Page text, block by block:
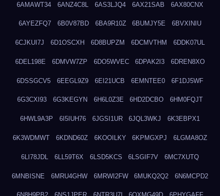
6AMAWT34 6ANZ4C8L 6AS3LJQ4 6AX21SAB 6AX80CNX
6AYEZFQ7 6B0V87BD 6BA9R10Z 6BUMJY5E 6BVXINIU
6CJKUI7J 6D1OSCXH 6D8BUPZM 6DCMVTHM 6DDK07UL
6DEL198E 6DMVW7ZP 6DO5WVEC 6DPAK2I3 6DREN8XO
6DSSGCV5 6EEGL9Z9 6EI21UCB 6EMNTEE0 6F1DJ5WF
6G3CXI93 6G3KEGYN 6H6L0Z3E 6HD2DCBO 6HM0FQJT
6HWL9A3P 6I5IUH76 6JGSI1UR 6JQL3WKJ 6K3EBPX1
6K3WDMWT 6KDND60Z 6KOOILKY 6KPMGXPJ 6LGMA8OZ
6LI78JDL 6LL59T6X 6LSD5KCS 6LSGIF7V 6MC7XUTQ
6MNBISNE 6MRU4GHW 6MRWI2FW 6MUKQ2Q2 6N6MCPD2